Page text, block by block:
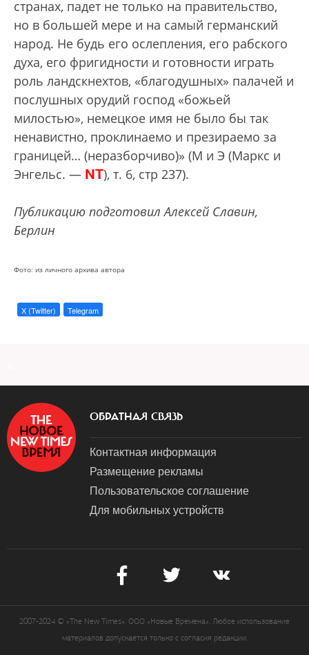
странах, падет не только на правительство,
но в большей мере и на самый германский
народ. Не будь его ослепления, его рабского
духа, его фригидности и готовности играть
роль ландскнехтов, «благодушных» палачей и
послушных орудий господ «божьей
милостью», немецкое имя не было бы так
ненавистно, проклинаемо и презираемо за
границей… (неразборчиво)» (М и Э (Маркс и
Энгельс. — NT), т. 6, стр 237).
Публикацию подготовил Алексей Славин,
Берлин
Фото: из личного архива автора
X (Twitter) Telegram
ОБРАТНАЯ СВЯЗЬ
Контактная информация
Размещение рекламы
Пользовательское соглашение
Для мобильных устройств
2007-2024 © «The New Times». ООО «Новые Времена». Любое использование
материалов допускается только с согласия редакции.